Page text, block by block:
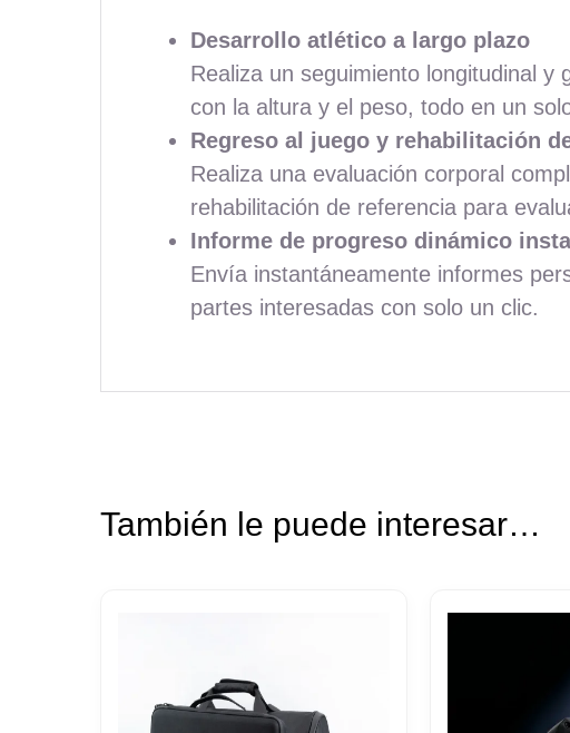
Desarrollo atlético a largo plazo
Realiza un seguimiento longitudinal
con la altura y el peso, todo en un
Regreso al juego y rehabilitación
Realiza una evaluación corporal
rehabilitación de referencia para
Informe de progreso dinámico
Envía instantáneamente informes
partes interesadas con solo un clic.
También le puede interesar…